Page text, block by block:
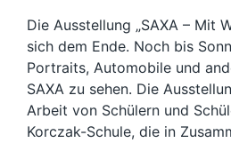
Die Ausstellung „SAXA – Mit
sich dem Ende. Noch bis
Portraits, Automobile und
SAXA zu sehen. Die
Arbeit von Schülern und
Korczak-Schule, die in